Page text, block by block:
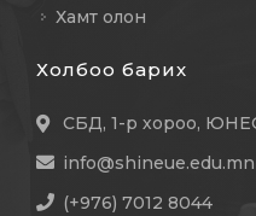
Хамт олон
Холбоо барих
СБД, 1-р хороо,
info@shineue.edu.mn
(+976) 7012 8044